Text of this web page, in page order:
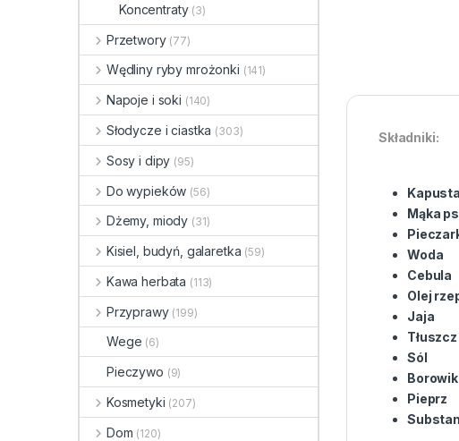
Składniki:
Mąka
Woda
Cebula
Olej
Jaja
Sól
Pieprz
Koncentraty (3)
Przetwory (77)
Wędliny ryby mrożonki (141)
Napoje i soki (140)
Słodycze i ciastka (303)
Sosy i dipy (95)
Do wypieków (56)
Dżemy, miody (31)
Kisiel, budyń, galaretka (59)
Kawa herbata (113)
Przyprawy (199)
Wege (6)
Pieczywo (9)
Kosmetyki (207)
Dom (120)